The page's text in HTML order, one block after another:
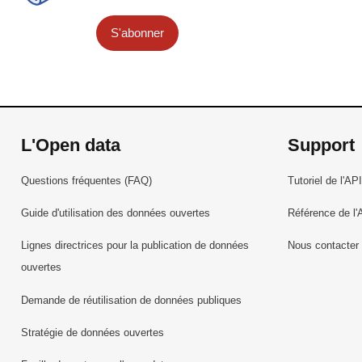
S'abonner
L'Open data
Questions fréquentes (FAQ)
Guide d'utilisation des données ouvertes
Lignes directrices pour la publication de données
ouvertes
Demande de réutilisation de données publiques
Stratégie de données ouvertes
Support
Tutoriel de l'API
Référence de
Nous contacter